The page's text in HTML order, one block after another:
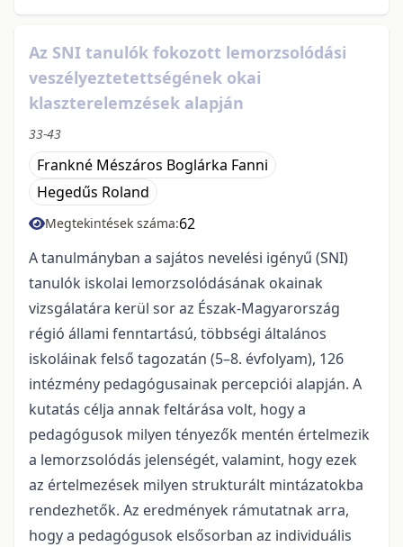
Az SNI tanulók fokozott lemorzsolódási
veszélyeztetettségének okai
klaszterelemzések alapján
33-43
Frankné Mészáros Boglárka Fanni
Hegedűs Roland
Megtekintések száma:62
A tanulmányban a sajátos nevelési igényű (SNI)
tanulók iskolai lemorzsolódásának okainak
vizsgálatára kerül sor az Észak-Magyarország
régió állami fenntartású, többségi általános
iskoláinak felső tagozatán (5–8. évfolyam), 126
intézmény pedagógusainak percepciói alapján. A
kutatás célja annak feltárása volt, hogy a
pedagógusok milyen tényezők mentén értelmezik
a lemorzsolódás jelenségét, valamint, hogy ezek
az értelmezések milyen strukturált mintázatokba
rendezhetők. Az eredmények rámutatnak arra,
hogy a pedagógusok elsősorban az individuális